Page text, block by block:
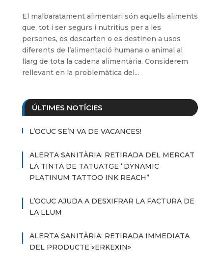
El malbaratament alimentari són aquells aliments
que, tot i ser segurs i nutritius per a les
persones, es descarten o es destinen a usos
diferents de l’alimentació humana o animal al
llarg de tota la cadena alimentària. Considerem
rellevant en la problemàtica del...
ÚLTIMES NOTÍCIES
L’OCUC SE’N VA DE VACANCES!
ALERTA SANITÀRIA: RETIRADA DEL MERCAT
LA TINTA DE TATUATGE “DYNAMIC
PLATINUM TATTOO INK REACH”
L’OCUC AJUDA A DESXIFRAR LA FACTURA DE
LA LLUM
ALERTA SANITÀRIA: RETIRADA IMMEDIATA
DEL PRODUCTE «ERKEXIN»